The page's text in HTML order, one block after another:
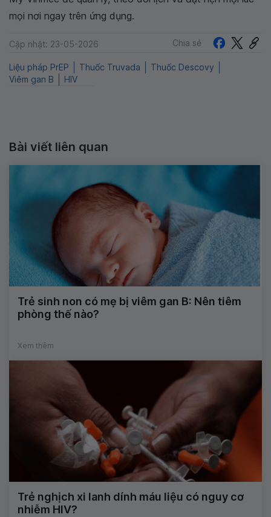
mọi nơi ngay trên ứng dụng.
Cập nhật: 23-05-2026 Chia sẻ
Liệu pháp PrEP Thuốc Truvada
Thuốc Descovy
Viêm gan B
HIV
Bài viết liên quan
Trẻ sinh non có mẹ bị viêm gan B: Nên tiêm
phòng thế nào?
Xem thêm
Trẻ nghịch xi lanh dính máu liệu có nguy cơ
nhiễm HIV?